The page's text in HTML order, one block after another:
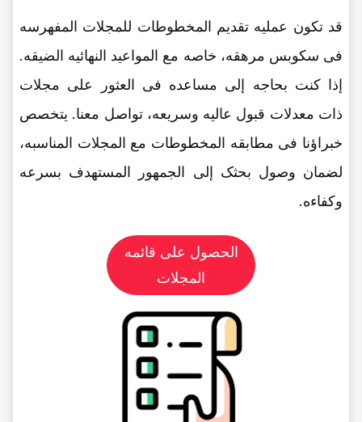
قد تکون عملیه تقدیم المخطوطات للمجلات المفهرسه
فی سکوبس مرهقه، خاصه مع المواعید النهائیه الضیقه.
إذا کنت بحاجه إلى مساعده فی العثور على مجلات
ذات معدلات قبول عالیه وسریعه، تواصل معنا. یتخصص
خبراؤنا فی مطابقه المخطوطات مع المجلات المناسبه،
لضمان وصول بحثک إلى الجمهور المستهدف بسرعه
وکفاءه.
الحصول على قائمه
المجلات